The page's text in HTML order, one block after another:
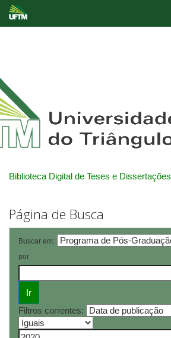
Biblioteca Digital de Teses e Dissertações
Página de Busca
Buscar em:
por
Filtros correntes: